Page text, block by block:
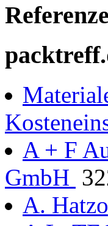
A + F
GmbH
A.